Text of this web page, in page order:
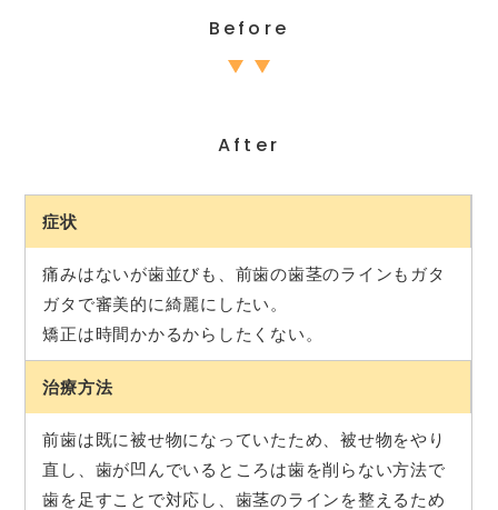
Before
After
症状
痛みはないが歯並びも、前歯の歯茎のラインもガタ
ガタで審美的に綺麗にしたい。
矯正は時間かかるからしたくない。
治療方法
前歯は既に被せ物になっていたため、被せ物をやり
直し、歯が凹んでいるところは歯を削らない方法で
歯を足すことで対応し、歯茎のラインを整えるため